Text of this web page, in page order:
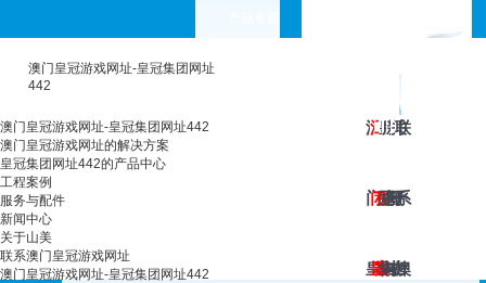
澳门皇冠游戏网址-皇冠集团网址
442
澳
门
皇
澳
门
皇
工
程
案
皇
冠
集
服
务
与
新
闻
中
关
于
山
联
系
澳
澳门皇冠游戏网址-皇冠集团网址442
澳门皇冠游戏网址的解决方案
皇冠集团网址442的产品中心
工程案例
服务与配件
新闻中心
关于山美
联系澳门皇冠游戏网址
澳门皇冠游戏网址-皇冠集团网址442